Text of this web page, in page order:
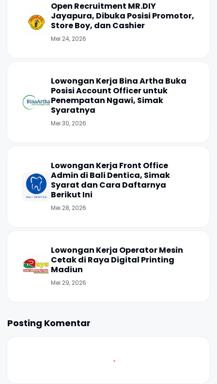
Open Recruitment MR.DIY
Jayapura, Dibuka Posisi Promotor,
Store Boy, dan Cashier
Mei 24, 2026
Lowongan Kerja Bina Artha Buka
Posisi Account Officer untuk
Penempatan Ngawi, Simak
Syaratnya
Mei 30, 2026
Lowongan Kerja Front Office
Admin di Bali Dentica, Simak
Syarat dan Cara Daftarnya
Berikut Ini
Mei 28, 2026
Lowongan Kerja Operator Mesin
Cetak di Raya Digital Printing
Madiun
Mei 29, 2026
Posting Komentar